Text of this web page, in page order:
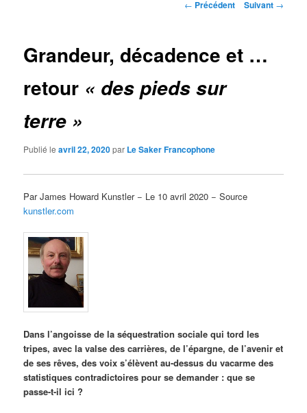
Navigation
← Précédent Suivant →
Grandeur, décadence et …
retour « des pieds sur
terre »
Publié leavril 22, 2020par Le Saker Francophone
Par James Howard Kunstler − Le 10 avril 2020 − Source
kunstler.com
Dans l’angoisse de la séquestration sociale qui tord les
tripes, avec la valse des carrières, de l’épargne, de l’avenir et
de ses rêves, des voix s’élèvent au-dessus du vacarme des
statistiques contradictoires pour se demander : que se
passe-t-il ici ?